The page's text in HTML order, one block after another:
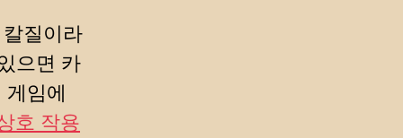
질이라
으면 카
임에
호 작용